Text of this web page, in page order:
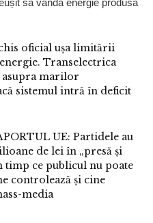
să vândă energie produsă
oficial ușa limitării
Transelectrica
marilor
sistemul intră în deficit
UE: Partidele au
de lei în „presă și
timp ce publicul nu poate
controlează și cine
media